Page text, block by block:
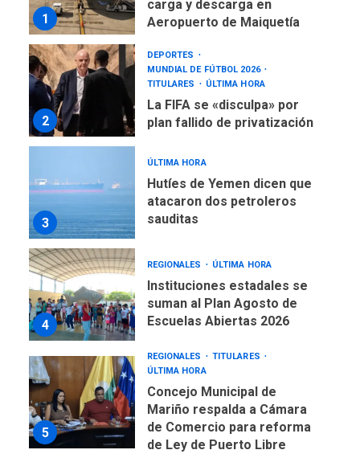
1
carga y descarga en
Aeropuerto de Maiquetía
2
DEPORTES
MUNDIAL DE FÚTBOL 2026
TITULARES
ÚLTIMA HORA
La FIFA se «disculpa» por
plan fallido de privatización
3
ÚLTIMA HORA
Hutíes de Yemen dicen que
atacaron dos petroleros
sauditas
4
REGIONALES ÚLTIMA HORA
Instituciones estadales se
suman al Plan Agosto de
Escuelas Abiertas 2026
5
REGIONALES
TITULARES
ÚLTIMA HORA
Concejo Municipal de
Mariño respalda a Cámara
de Comercio para reforma
de Ley de Puerto Libre